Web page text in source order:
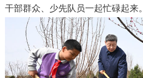
干部群众、少先队员一起忙碌起来。